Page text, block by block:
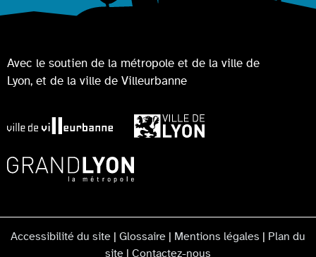
Avec le soutien de la métropole et de la ville de
Lyon, et de la ville de Villeurbanne
Accessibilité du site | Glossaire | Mentions légales | Plan du
site | Contactez-nous